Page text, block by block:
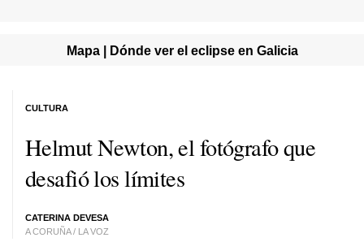
Mapa | Dónde ver el eclipse en Galicia
Helmut Newton, el fotógrafo que
desafió los límites
CATERINA DEVESA
A CORUÑA / LA VOZ
CULTURA